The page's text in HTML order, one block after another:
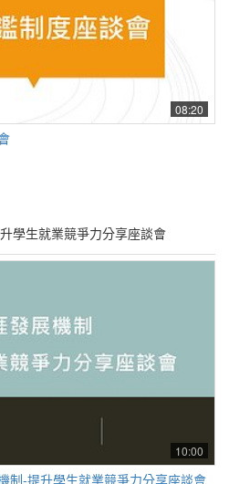
08:20
學生就業競爭力分享座談會
10:00
制-提升學生就業競爭力分享座談會